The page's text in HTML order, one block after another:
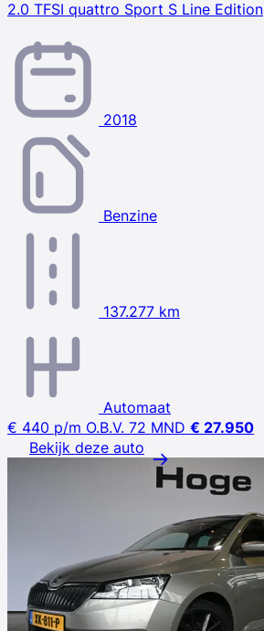
2.0 TFSI quattro Sport S Line Edition
2018
Benzine
137.277 km
Automaat
€ 440 p/m O.B.V. 72 MND € 27.950
Bekijk deze auto